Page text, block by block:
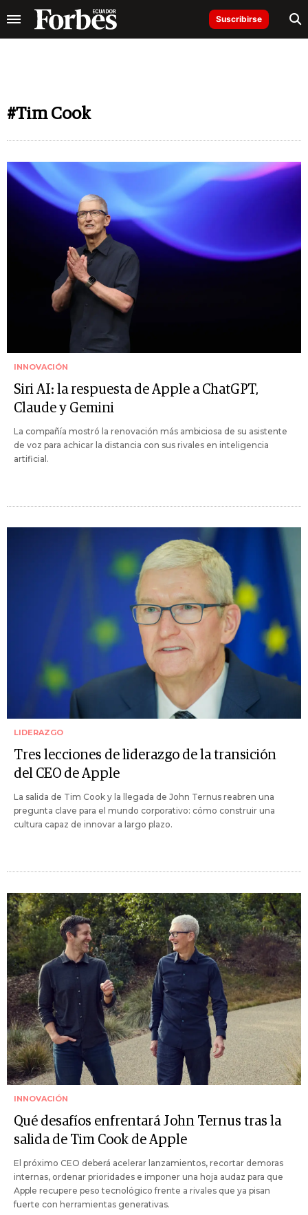
Suscribirse
#Tim Cook
INNOVACIÓN
Siri AI: la respuesta de Apple a ChatGPT,
Claude y Gemini
La compañía mostró la renovación más ambiciosa de su asistente
de voz para achicar la distancia con sus rivales en inteligencia
artificial.
LIDERAZGO
Tres lecciones de liderazgo de la transición
del CEO de Apple
La salida de Tim Cook y la llegada de John Ternus reabren una
pregunta clave para el mundo corporativo: cómo construir una
cultura capaz de innovar a largo plazo.
INNOVACIÓN
Qué desafíos enfrentará John Ternus tras la
salida de Tim Cook de Apple
El próximo CEO deberá acelerar lanzamientos, recortar demoras
internas, ordenar prioridades e imponer una hoja audaz para que
Apple recupere peso tecnológico frente a rivales que ya pisan
fuerte con herramientas generativas.